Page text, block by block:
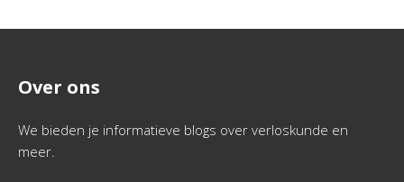
Over ons
We bieden je informatieve blogs over verloskunde en
meer.